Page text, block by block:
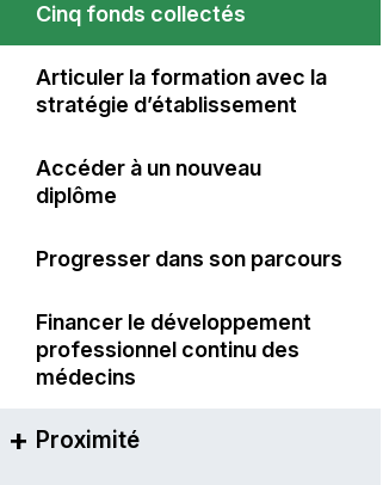
La formation continue plus
que jamais vectrice
d’opportunités professionnelles
Faire évoluer les outils au gré
Du DPC à la certification
périodique ?
Cinq fonds collectés
Articuler la formation avec la
stratégie d’établissement
Accéder à un nouveau
diplôme
Progresser dans son parcours
Financer le développement
professionnel continu des
médecins
Proximité